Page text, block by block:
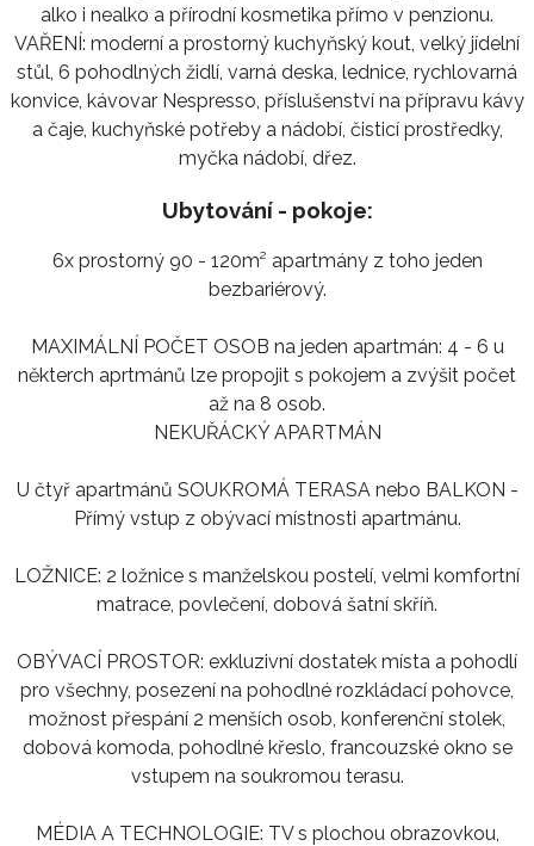
alko i nealko a přírodní kosmetika přímo v penzionu.
VAŘENÍ: moderní a prostorný kuchyňský kout, velký jídelní
stůl, 6 pohodlných židlí, varná deska, lednice, rychlovarná
konvice, kávovar Nespresso, příslušenství na přípravu kávy
a čaje, kuchyňské potřeby a nádobí, čisticí prostředky,
myčka nádobí, dřez.
Ubytování - pokoje:
6x prostorný 90 - 120m² apartmány z toho jeden
bezbariérový.
MAXIMÁLNÍ POČET OSOB na jeden apartmán: 4 - 6 u
některch aprtmánů lze propojit s pokojem a zvýšit počet
až na 8 osob.
NEKUŘÁCKÝ APARTMÁN
U čtyř apartmánů SOUKROMÁ TERASA nebo BALKON -
Přímý vstup z obývací místnosti apartmánu.
LOŽNICE: 2 ložnice s manželskou postelí, velmi komfortní
matrace, povlečení, dobová šatní skříň.
OBÝVACÍ PROSTOR: exkluzivní dostatek místa a pohodlí
pro všechny, posezení na pohodlné rozkládací pohovce,
možnost přespání 2 menších osob, konferenční stolek,
dobová komoda, pohodlné křeslo, francouzské okno se
vstupem na soukromou terasu.
MÉDIA A TECHNOLOGIE: TV s plochou obrazovkou,